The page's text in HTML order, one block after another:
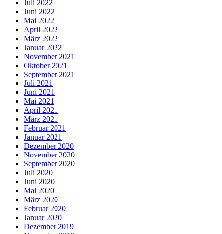
Juli 2022
Juni 2022
Mai 2022
April 2022
März 2022
Januar 2022
November 2021
Oktober 2021
September 2021
Juli 2021
Juni 2021
Mai 2021
April 2021
März 2021
Februar 2021
Januar 2021
Dezember 2020
November 2020
September 2020
Juli 2020
Juni 2020
Mai 2020
März 2020
Februar 2020
Januar 2020
Dezember 2019